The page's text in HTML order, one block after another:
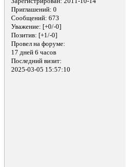
Приглашений: 0
Сообщений: 673
Уважение: [+0/-0]
Позитив: [+1/-0]
Провел на форуме:
17 дней 6 часов
Последний визит:
2025-03-05 15:57:10